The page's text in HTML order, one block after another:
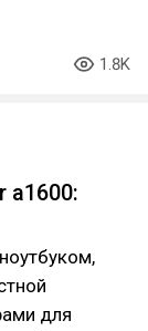
1.8K
a1600:
для